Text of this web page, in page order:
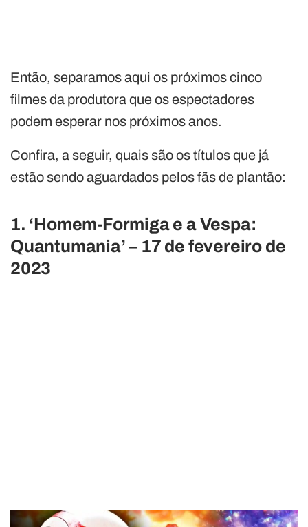
Então, separamos aqui os próximos cinco
filmes da produtora que os espectadores
podem esperar nos próximos anos.
Confira, a seguir, quais são os títulos que já
estão sendo aguardados pelos fãs de plantão:
1. ‘Homem-Formiga e a Vespa:
Quantumania’ – 17 de fevereiro de
2023